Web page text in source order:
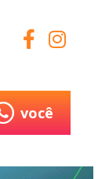
você